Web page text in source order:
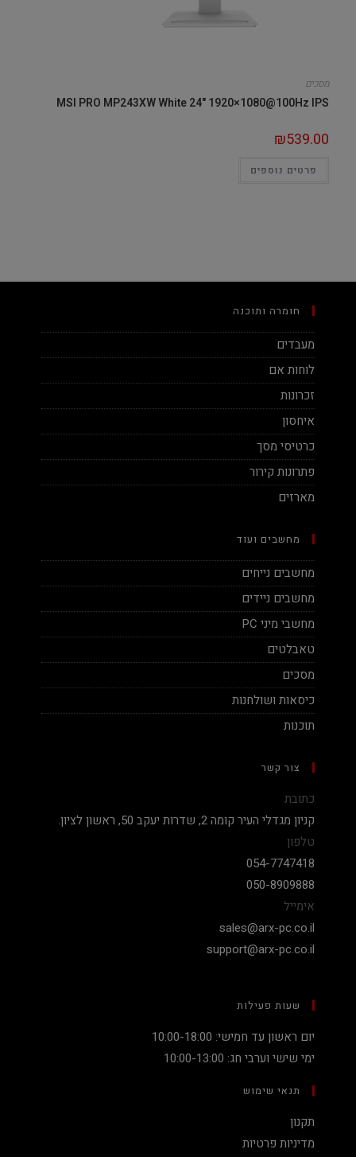
מסכים
MSI PRO MP243XW White 24" 1920×1080@100Hz IPS
₪539.00
פרטים נוספים
חומרה ותוכנה
מעבדים
לוחות אם
זכרונות
איחסון
כרטיסי מסך
פתרונות קירור
מארזים
מחשבים ועוד
מחשבים נייחים
מחשבים ניידים
מחשבי מיני PC
טאבלטים
מסכים
כיסאות ושולחנות
תוכנות
צור קשר
כתובת
קניון מגדלי העיר קומה 2, שדרות יעקב 50, ראשון לציון.
טלפון
054-7747418
050-8909888
אימייל
sales@arx-pc.co.il
support@arx-pc.co.il
שעות פעילות
יום ראשון עד חמישי: 10:00-18:00
ימי שישי וערבי חג: 10:00-13:00
תנאי שימוש
תקנון
מדיניות פרטיות